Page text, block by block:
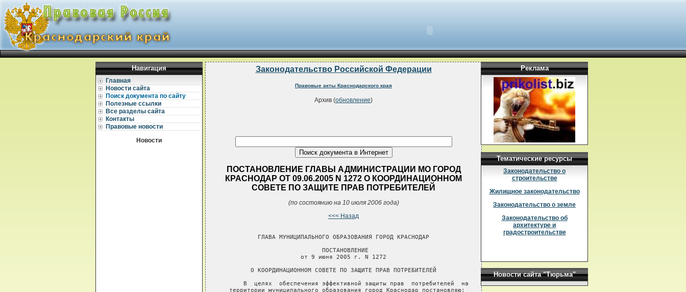
Навигация
Главная
Новости сайта
Поиск документа по сайту
Полезные ссылки
Все разделы сайта
Контакты
Правовые новости
Новости
Законодательство Российской Федерации
Правовые акты Краснодарского края
Архив (обновление)
ПОСТАНОВЛЕНИЕ ГЛАВЫ АДМИНИСТРАЦИИ МО ГОРОД
КРАСНОДАР ОТ 09.06.2005 N 1272 О КООРДИНАЦИОННОМ
СОВЕТЕ ПО ЗАЩИТЕ ПРАВ ПОТРЕБИТЕЛЕЙ
(по состоянию на 10 июля 2006 года)
<<< Назад
Реклама
Тематические ресурсы
Законодательство о
строительстве
Жилищное законодательство
Законодательство о земле
Законодательство об
архитектуре и
градостроительстве
Новости сайта "Тюрьма"